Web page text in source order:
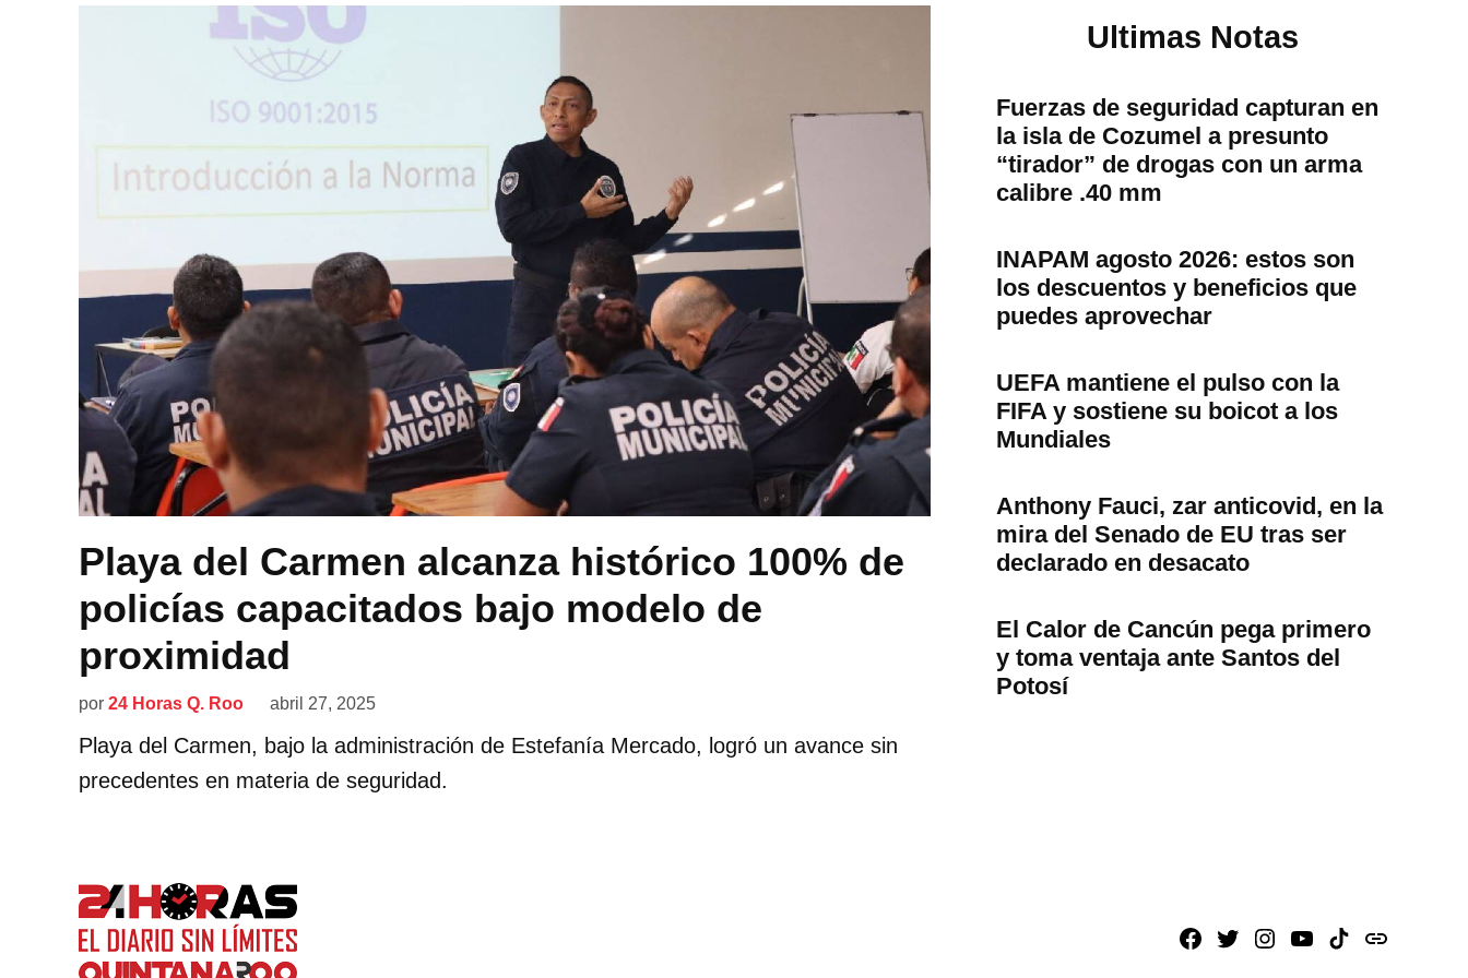
Playa del Carmen alcanza histórico 100% de
policías capacitados bajo modelo de
proximidad
por 24 Horas Q. Roo abril 27, 2025
Playa del Carmen, bajo la administración de Estefanía Mercado, logró un avance sin
precedentes en materia de seguridad.
Ultimas Notas
Fuerzas de seguridad capturan en
la isla de Cozumel a presunto
“tirador” de drogas con un arma
calibre .40 mm
INAPAM agosto 2026: estos son
los descuentos y beneficios que
puedes aprovechar
UEFA mantiene el pulso con la
FIFA y sostiene su boicot a los
Mundiales
Anthony Fauci, zar anticovid, en la
mira del Senado de EU tras ser
declarado en desacato
El Calor de Cancún pega primero
y toma ventaja ante Santos del
Potosí
Facebook
X Instagram
Youtube
TikTok
issuu